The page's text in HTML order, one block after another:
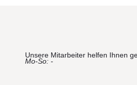
Unsere Mitarbeiter helfen Ihnen
Mo-So: -